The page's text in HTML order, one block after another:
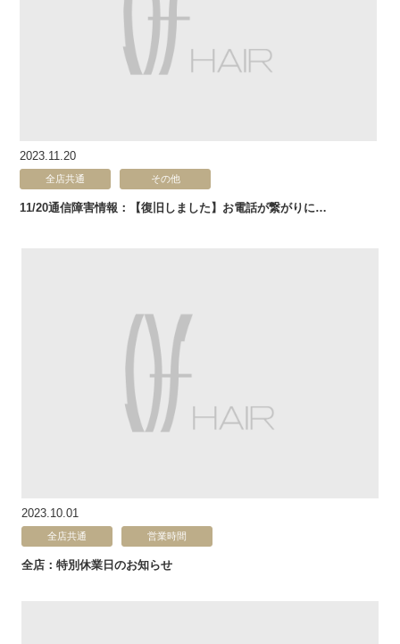
2023.11.20
全店共通 その他
11/20通信障害情報：【復旧しました】お電話が繋がりに…
2023.10.01
全店共通 営業時間
全店：特別休業日のお知らせ